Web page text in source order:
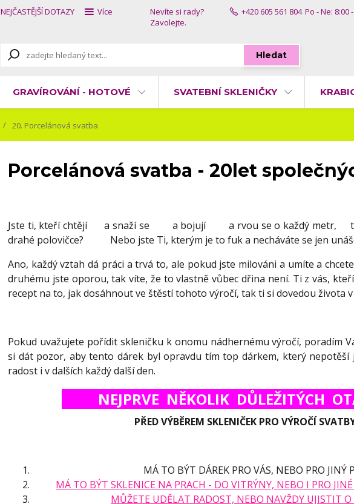
NEJČASTĚJŠÍ DOTAZY Více
Hledat
Nevíte si rady?
Zavolejte.
+420 605 561 804 Po - Ne: 8:00
GRAVÍROVÁNÍ - HOTOVÉ SVATEBNÍ SKLENIČKY
20. Porcelánová svatba
Porcelánová svatba - 20let
Jste ti, kteří chtějí a snaží se a bojují a rvou se o každý metr,
drahé polovičce? Nebo jste Ti, kterým je to fuk a necháváte se jen
Ano, každý vztah dá práci a trvá to, ale pokud jste milováni a umíte a
druhému jste oporou, tak víte, že to vlastně vůbec dřina není. Ti z vás,
recept na to, jak dosáhnout ve štěstí tohoto výročí, tak ti si dovedou života
Pokud uvažujete pořídit skleničku k onomu nádhernému výročí, poradím
si dát pozor, aby tento dárek byl opravdu tím top dárkem, který nepotěší
radost i v dalších každý další den.
NEJPRVE NĚKOLIK DŮLEŽITÝCH
PŘED VÝBĚREM SKLENIČEK PRO VÝROČÍ
MÁ TO BÝT DÁREK PRO VÁS, NEBO PRO JINÝ
MÁ TO BÝT SKLENICE NA PRACH - DO VITRÝNY, NEBO I PRO
MŮŽETE UDĚLAT RADOST, NEBO NAVŽDY UJISTIT O